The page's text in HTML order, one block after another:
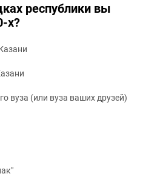
республики вы
х?
вуза (или вуза ваших друзей)